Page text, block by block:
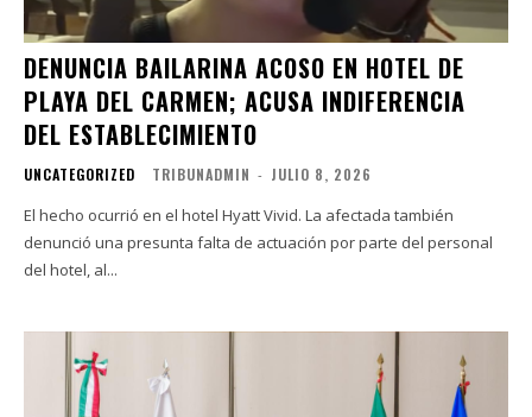
DENUNCIA BAILARINA ACOSO EN HOTEL DE
PLAYA DEL CARMEN; ACUSA INDIFERENCIA
DEL ESTABLECIMIENTO
UNCATEGORIZED TRIBUNADMIN - JULIO 8, 2026
El hecho ocurrió en el hotel Hyatt Vivid. La afectada también
denunció una presunta falta de actuación por parte del personal
del hotel, al...